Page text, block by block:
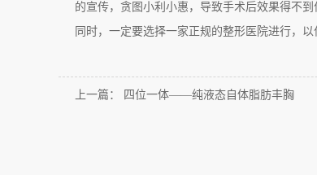
的宣传，贪图小利小惠，导致手术后效果得不
同时，一定要选择一家正规的整形医院进行，
上一篇： 四位一体——纯液态自体脂肪丰胸